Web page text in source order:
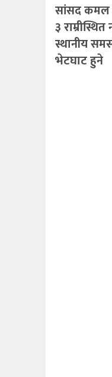
सांसद कमल
३
स्थानीय
भेटघाट हुने